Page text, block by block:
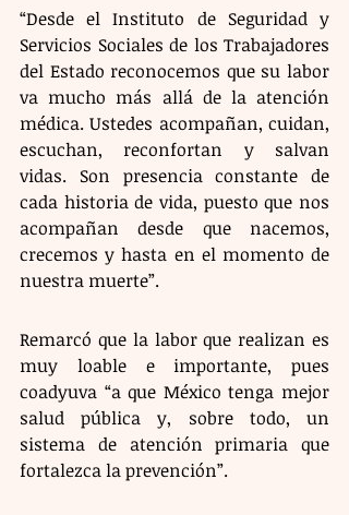
“Desde el Instituto de Seguridad y
Servicios Sociales de los Trabajadores
del Estado reconocemos que su labor
va mucho más allá de la atención
médica. Ustedes acompañan, cuidan,
escuchan, reconfortan y salvan
vidas. Son presencia constante de
cada historia de vida, puesto que nos
acompañan desde que nacemos,
crecemos y hasta en el momento de
nuestra muerte”.
Remarcó que la labor que realizan es
muy loable e importante, pues
coadyuva “a que México tenga mejor
salud pública y, sobre todo, un
sistema de atención primaria que
fortalezca la prevención”.